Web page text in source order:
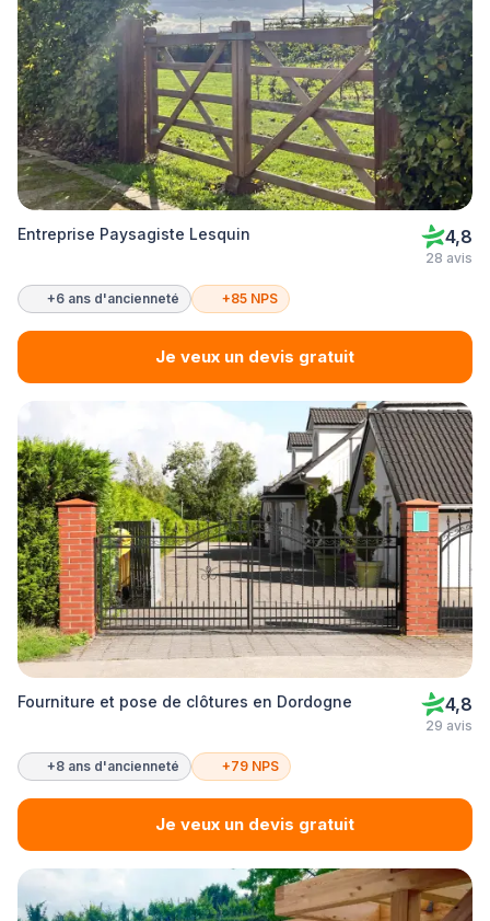
Entreprise Paysagiste Lesquin 4,8
28 avis
+6 ans d'ancienneté +85 NPS
Je veux un devis gratuit
Fourniture et pose de clôtures en Dordogne 4,8
29 avis
+8 ans d'ancienneté +79 NPS
Je veux un devis gratuit